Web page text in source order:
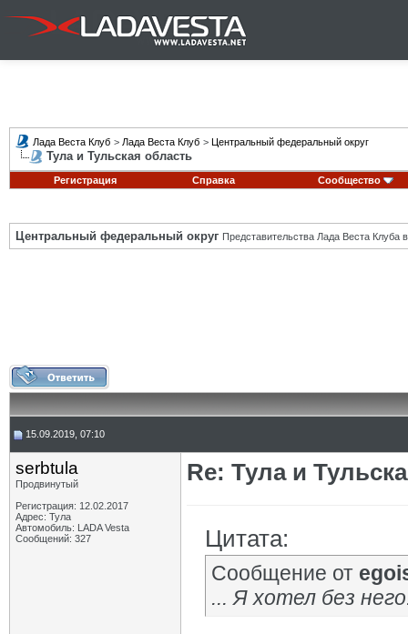
Лада Веста Клуб > Лада Веста Клуб > Центральный федеральный округ
Тула и Тульская область
Регистрация Справка Сообщество
Центральный федеральный округ Представительства Лада Веста Клуба
15.09.2019, 07:10
serbtula
Продвинутый
Регистрация: 12.02.2017
Адрес: Тула
Автомобиль: LADA Vesta
Сообщений: 327
Re: Тула и
Цитата:
Сообщение от
... Я хотел без